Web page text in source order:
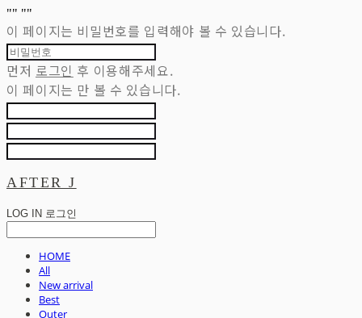
"" ""
이 페이지는 비밀번호를 입력해야 볼 수 있습니다.
먼저 로그인 후 이용해주세요.
이 페이지는 만 볼 수 있습니다.
AFTER J
LOG IN 로그인
HOME
All
New arrival
Best
Outer